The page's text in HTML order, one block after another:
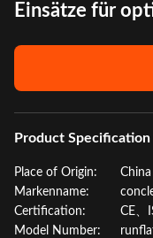
Einsätze für
Product Specification
Place of Origin:
China
Markenname:
Certification:
CE、
Model Number: